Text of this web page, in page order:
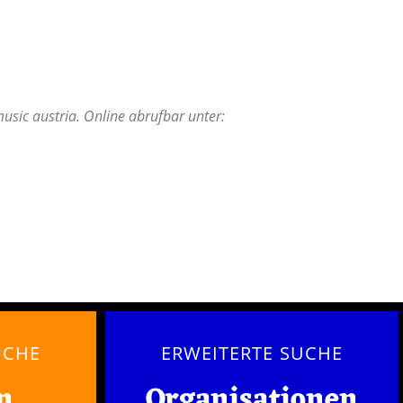
austria. Online abrufbar unter:
ERWEITERTE SUCHE